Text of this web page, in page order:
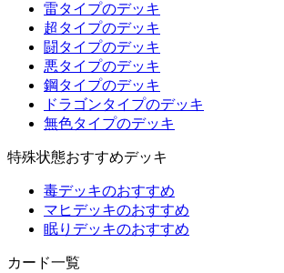
雷タイプのデッキ
超タイプのデッキ
闘タイプのデッキ
悪タイプのデッキ
鋼タイプのデッキ
ドラゴンタイプのデッキ
無色タイプのデッキ
特殊状態おすすめデッキ
毒デッキのおすすめ
マヒデッキのおすすめ
眠りデッキのおすすめ
カード一覧